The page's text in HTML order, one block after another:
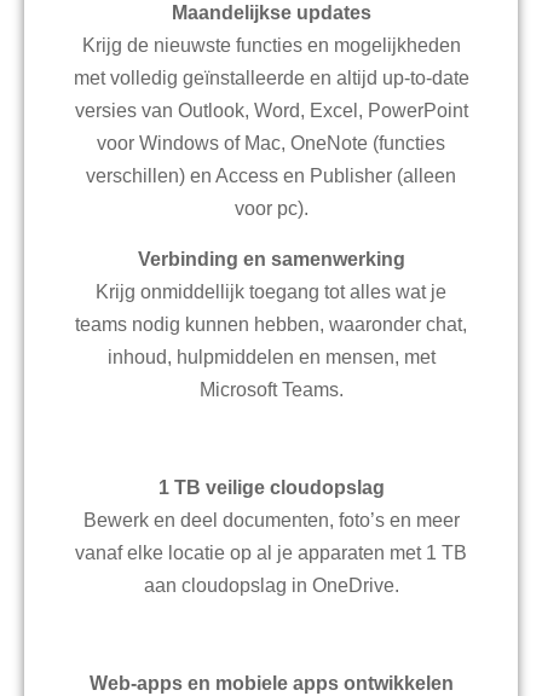
Maandelijkse updates
Krijg de nieuwste functies en mogelijkheden
met volledig geïnstalleerde en altijd up-to-date
versies van Outlook, Word, Excel, PowerPoint
voor Windows of Mac, OneNote (functies
verschillen) en Access en Publisher (alleen
voor pc).
Verbinding en samenwerking
Krijg onmiddellijk toegang tot alles wat je
teams nodig kunnen hebben, waaronder chat,
inhoud, hulpmiddelen en mensen, met
Microsoft Teams.
1 TB veilige cloudopslag
Bewerk en deel documenten, foto’s en meer
vanaf elke locatie op al je apparaten met 1 TB
aan cloudopslag in OneDrive.
Web-apps en mobiele apps ontwikkelen